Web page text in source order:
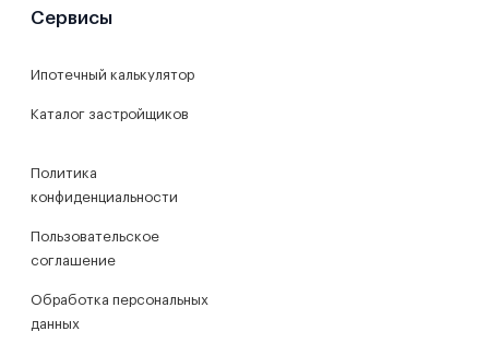
Сервисы
Ипотечный калькулятор
Каталог застройщиков
Политика
конфиденциальности
Пользовательское
соглашение
Обработка персональных
данных